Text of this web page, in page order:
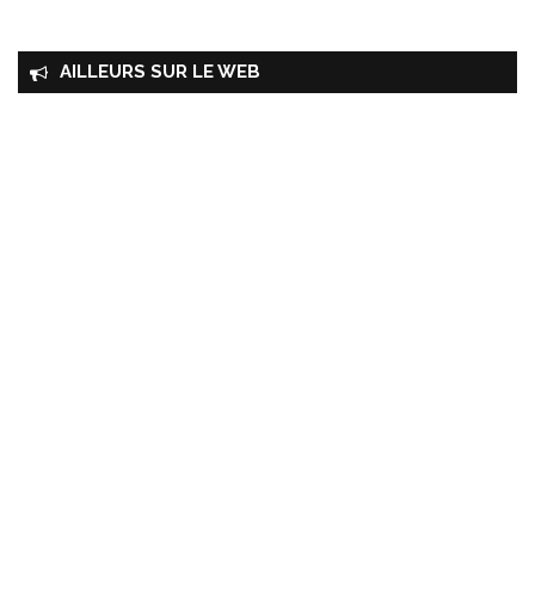
AILLEURS SUR LE WEB